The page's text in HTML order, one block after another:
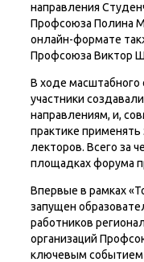
направления
Профсоюза Полина
онлайн-формате
Профсоюза Виктор
В ходе масштабного
участники
направлениям, и,
практике применять
лекторов. Всего за
площадках форума
Впервые в рамках
запущен
работников
организаций
ключевым событием